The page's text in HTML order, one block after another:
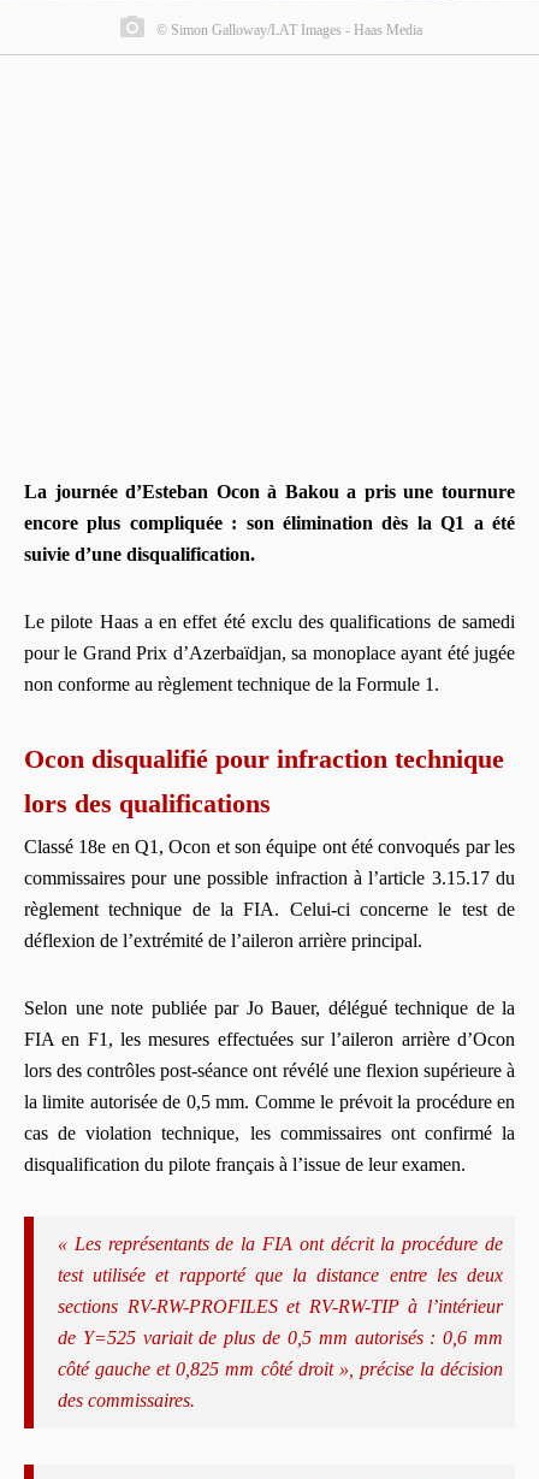
© Simon Galloway/LAT Images - Haas Media
La journée d’Esteban Ocon à Bakou a pris une tournure
encore plus compliquée : son élimination dès la Q1 a été
suivie d’une disqualification.
Le pilote Haas a en effet été exclu des qualifications de samedi
pour le Grand Prix d’Azerbaïdjan, sa monoplace ayant été jugée
non conforme au règlement technique de la Formule 1.
Ocon disqualifié pour infraction technique
lors des qualifications
Classé 18e en Q1, Ocon et son équipe ont été convoqués par les
commissaires pour une possible infraction à l’article 3.15.17 du
règlement technique de la FIA. Celui-ci concerne le test de
déflexion de l’extrémité de l’aileron arrière principal.
Selon une note publiée par Jo Bauer, délégué technique de la
FIA en F1, les mesures effectuées sur l’aileron arrière d’Ocon
lors des contrôles post-séance ont révélé une flexion supérieure à
la limite autorisée de 0,5 mm. Comme le prévoit la procédure en
cas de violation technique, les commissaires ont confirmé la
disqualification du pilote français à l’issue de leur examen.
« Les représentants de la FIA ont décrit la procédure de
test utilisée et rapporté que la distance entre les deux
sections RV-RW-PROFILES et RV-RW-TIP à l’intérieur
de Y=525 variait de plus de 0,5 mm autorisés : 0,6 mm
côté gauche et 0,825 mm côté droit », précise la décision
des commissaires.